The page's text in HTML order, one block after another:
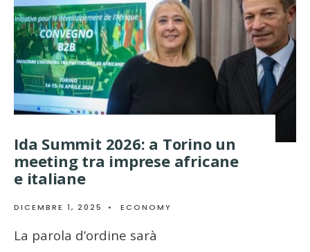
Ida Summit 2026: a Torino un
meeting tra imprese africane
e italiane
DICEMBRE 1, 2025 • ECONOMY
La parola d’ordine sarà